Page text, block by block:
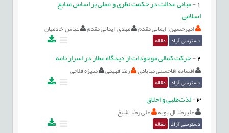
-مبانی عدالت در حکمت نظری و عملی بر اساس منابع
اسلامی
امیرحسین ایمانی مقدم مهدی ایمانی مقدم عباس خادمیان
دسترسی آزاد مقاله
2
-حرکت کمالی موجودات از دیدگاه عطار در اسرار نامه
افسانه آقاحسنی مهابادی رضا فهیمی منیژه فلاحی
دسترسی آزاد مقاله
3
-لذت‌طلبی و اخلاق
علیرضا ال بویه علی رضا شیخ
دسترسی آزاد مقاله